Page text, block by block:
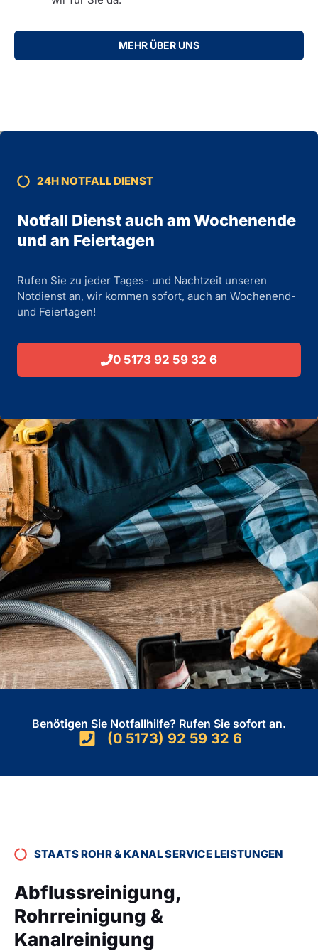
MEHR ÜBER UNS
24H NOTFALL DIENST
Notfall Dienst auch am Wochenende
und an Feiertagen
Rufen Sie zu jeder Tages- und Nachtzeit unseren
Notdienst an, wir kommen sofort, auch an Wochenend-
und Feiertagen!
0 5173 92 59 32 6
Benötigen Sie Notfallhilfe? Rufen Sie sofort an.
(0 5173) 92 59 32 6
STAATS ROHR & KANAL SERVICE LEISTUNGEN
Abflussreinigung,
Rohrreinigung &
Kanalreinigung